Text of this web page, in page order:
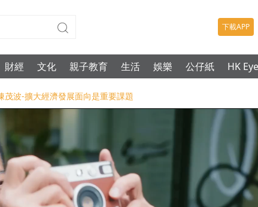
下載APP
財經 文化 親子教育 生活 娛樂 公仔紙 HK Eye
波-擴大經濟發展面向是重要課題